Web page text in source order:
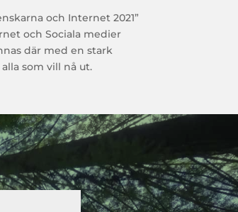
och Internet 2021”
och Sociala medier
där med en stark
som vill nå ut.